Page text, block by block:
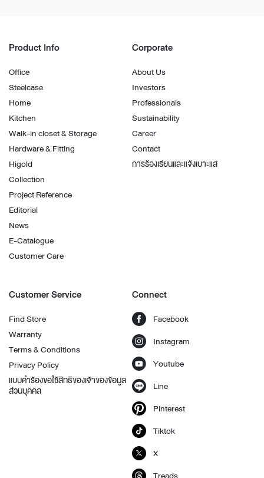
Product Info
Office
Steelcase
Home
Kitchen
Walk-in closet & Storage
Hardware & Fitting
Higold
Collection
Project Reference
Editorial
News
E-Catalogue
Customer Care
Corporate
About Us
Investors
Professionals
Sustainability
Career
Contact
การร้องเรียนและแจ้งเบาะแส
Customer Service
Find Store
Warranty
Terms & Conditions
Privacy Policy
แบบคำร้องขอใช้สิทธิของเจ้าของข้อมูล
ส่วนบุคคล
Connect
Facebook
Instagram
Youtube
Line
Pinterest
Tiktok
X